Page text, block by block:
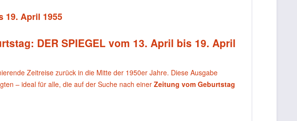
19. April 1955
DER SPIEGEL vom 13. April bis 19. April
Zeitreise zurück in die Mitte der 1950er Jahre. Diese Ausgabe
– ideal für alle, die auf der Suche nach einer Zeitung vom Geburtstag